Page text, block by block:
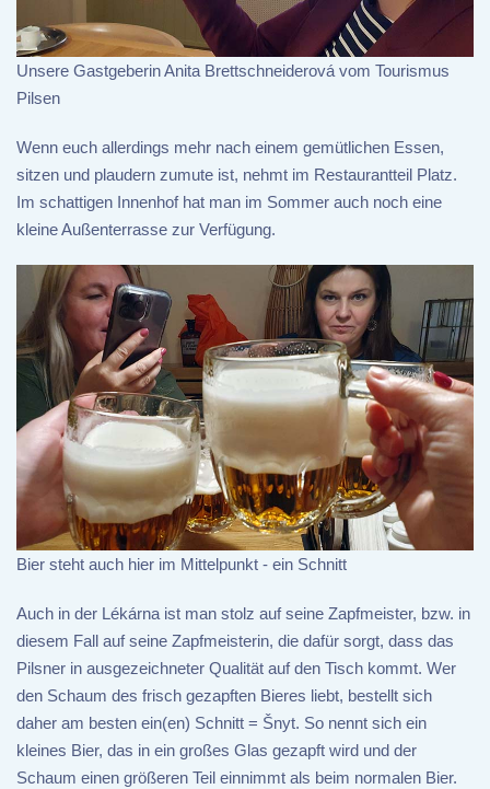
Unsere Gastgeberin Anita Brettschneiderová vom Tourismus
Pilsen
Wenn euch allerdings mehr nach einem gemütlichen Essen,
sitzen und plaudern zumute ist, nehmt im Restaurantteil Platz.
Im schattigen Innenhof hat man im Sommer auch noch eine
kleine Außenterrasse zur Verfügung.
Bier steht auch hier im Mittelpunkt - ein Schnitt
Auch in der Lékárna ist man stolz auf seine Zapfmeister, bzw. in
diesem Fall auf seine Zapfmeisterin, die dafür sorgt, dass das
Pilsner in ausgezeichneter Qualität auf den Tisch kommt. Wer
den Schaum des frisch gezapften Bieres liebt, bestellt sich
daher am besten ein(en) Schnitt = Šnyt. So nennt sich ein
kleines Bier, das in ein großes Glas gezapft wird und der
Schaum einen größeren Teil einnimmt als beim normalen Bier.